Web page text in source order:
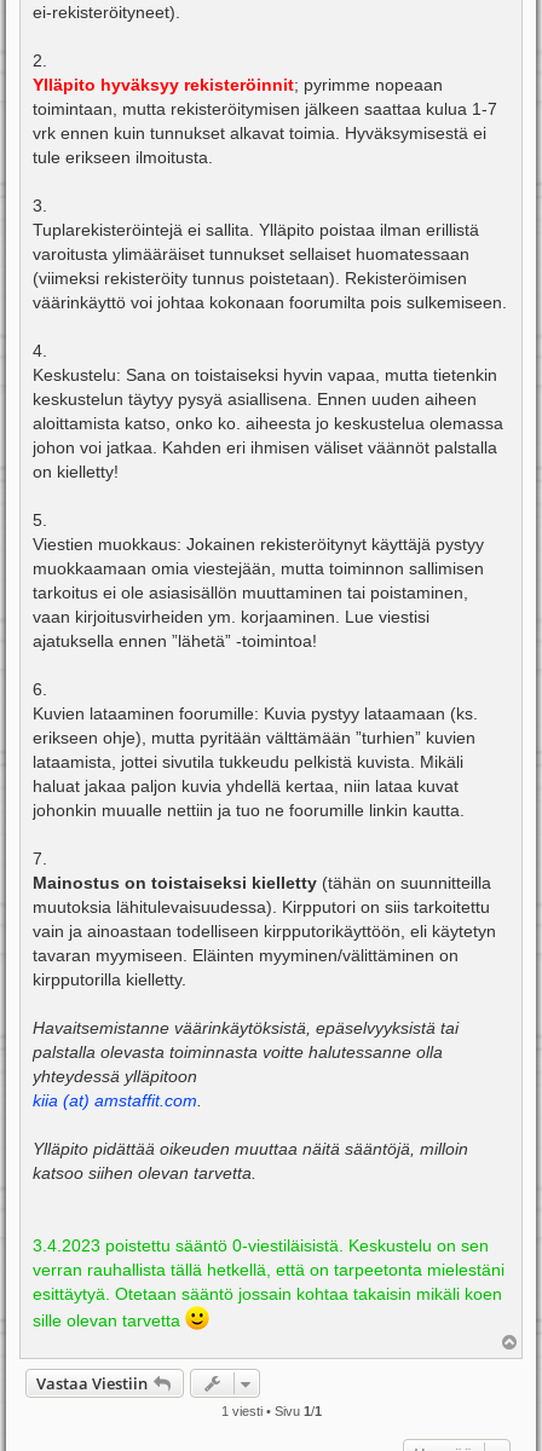
ei-rekisteröityneet).
2.
Ylläpito hyväksyy rekisteröinnit; pyrimme nopeaan
toimintaan, mutta rekisteröitymisen jälkeen saattaa kulua 1-7
vrk ennen kuin tunnukset alkavat toimia. Hyväksymisestä ei
tule erikseen ilmoitusta.
3.
Tuplarekisteröintejä ei sallita. Ylläpito poistaa ilman erillistä
varoitusta ylimääräiset tunnukset sellaiset huomatessaan
(viimeksi rekisteröity tunnus poistetaan). Rekisteröimisen
väärinkäyttö voi johtaa kokonaan foorumilta pois sulkemiseen.
4.
Keskustelu: Sana on toistaiseksi hyvin vapaa, mutta tietenkin
keskustelun täytyy pysyä asiallisena. Ennen uuden aiheen
aloittamista katso, onko ko. aiheesta jo keskustelua olemassa
johon voi jatkaa. Kahden eri ihmisen väliset väännöt palstalla
on kielletty!
5.
Viestien muokkaus: Jokainen rekisteröitynyt käyttäjä pystyy
muokkaamaan omia viestejään, mutta toiminnon sallimisen
tarkoitus ei ole asiasisällön muuttaminen tai poistaminen,
vaan kirjoitusvirheiden ym. korjaaminen. Lue viestisi
ajatuksella ennen ”lähetä” -toimintoa!
6.
Kuvien lataaminen foorumille: Kuvia pystyy lataamaan (ks.
erikseen ohje), mutta pyritään välttämään ”turhien” kuvien
lataamista, jottei sivutila tukkeudu pelkistä kuvista. Mikäli
haluat jakaa paljon kuvia yhdellä kertaa, niin lataa kuvat
johonkin muualle nettiin ja tuo ne foorumille linkin kautta.
7.
Mainostus on toistaiseksi kielletty (tähän on suunnitteilla
muutoksia lähitulevaisuudessa). Kirpputori on siis tarkoitettu
vain ja ainoastaan todelliseen kirpputorikäyttöön, eli käytetyn
tavaran myymiseen. Eläinten myyminen/välittäminen on
kirpputorilla kielletty.
Havaitsemistanne väärinkäytöksistä, epäselvyyksistä tai
palstalla olevasta toiminnasta voitte halutessanne olla
yhteydessä ylläpitoon
kiia (at) amstaffit.com
Ylläpito pidättää oikeuden muuttaa näitä sääntöjä, milloin
katsoo siihen olevan tarvetta.
3.4.2023 poistettu sääntö 0-viestiläisistä. Keskustelu on sen
verran rauhallista tällä hetkellä, että on tarpeetonta mielestäni
esittäytyä. Otetaan sääntö jossain kohtaa takaisin mikäli koen
sille olevan tarvetta
l
Vastaa Viestiin
1 viesti • Sivu 1/1